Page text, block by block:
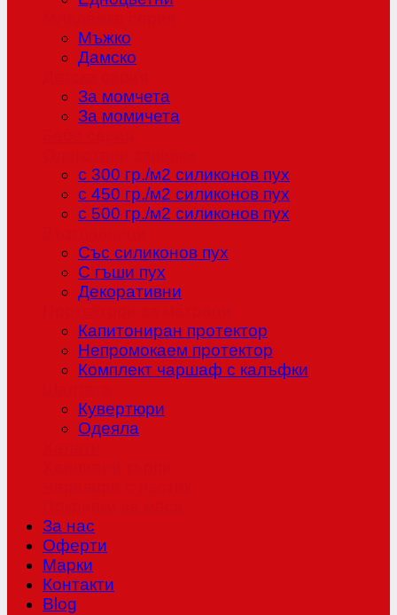
Мъжко
Дамско
За момчета
За момичета
с 300 гр./м2 силиконов пух
с 450 гр./м2 силиконов пух
с 500 гр./м2 силиконов пух
Със силиконов пух
С гъши пух
Декоративни
Капитониран протектор
Непромокаем протектор
Комплект чаршаф с калъфки
Кувертюри
Одеяла
За нас
Оферти
Mарки
Контакти
Blog